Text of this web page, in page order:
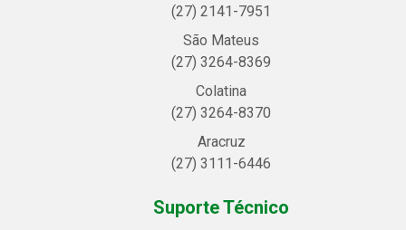
(27) 2141-7951
São Mateus
(27) 3264-8369
Colatina
(27) 3264-8370
Aracruz
(27) 3111-6446
Suporte Técnico